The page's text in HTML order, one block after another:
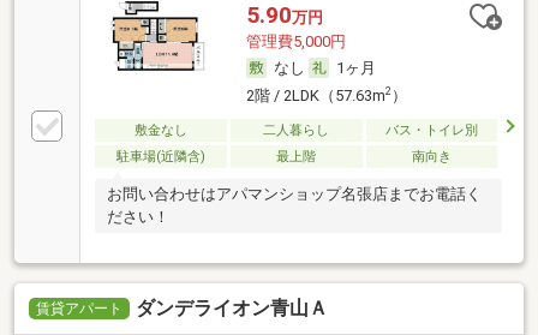
5.90万円
管理費5,000円
なし
1ヶ月
2階 / 2LDK（57.63m2）
敷金なし 二人暮らし
バス・トイレ別
駐車場(近隣含)
最上階 南向き
お問い合わせはアパマンショップ名張店までお電話く
ださい！
賃貸アパート ダンデライオン青山Ａ